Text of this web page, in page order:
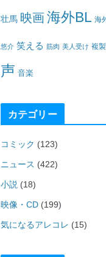
壮馬 映画海外BL 海
悠介 笑える 筋肉 美人受け 複
声 音楽
カテゴリー
コミック (123)
ニュース (422)
小説 (18)
映像・CD (199)
気になるアレコレ (15)